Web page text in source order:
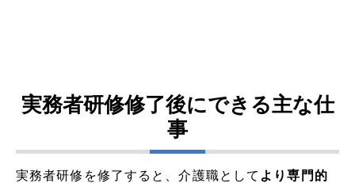
実務者研修修了後にできる主な仕
事
実務者研修を修了すると、介護職として より専門的